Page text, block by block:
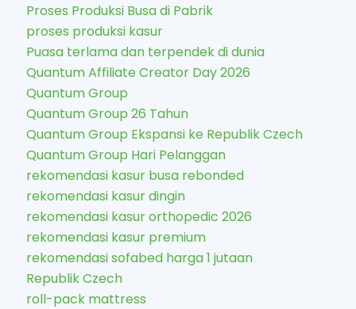
Proses Produksi Busa di Pabrik
proses produksi kasur
Puasa terlama dan terpendek di dunia
Quantum Affiliate Creator Day 2026
Quantum Group
Quantum Group 26 Tahun
Quantum Group Ekspansi ke Republik Czech
Quantum Group Hari Pelanggan
rekomendasi kasur busa rebonded
rekomendasi kasur dingin
rekomendasi kasur orthopedic 2026
rekomendasi kasur premium
rekomendasi sofabed harga 1 jutaan
Republik Czech
roll-pack mattress